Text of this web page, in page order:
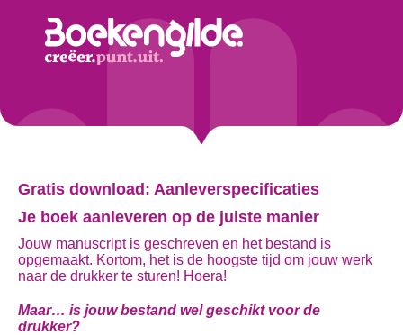
Gratis download: Aanleverspecificaties
Je boek aanleveren op de juiste manier
Jouw manuscript is geschreven en het bestand is
opgemaakt. Kortom, het is de hoogste tijd om jouw werk
naar de drukker te sturen! Hoera!
Maar… is jouw bestand wel geschikt voor de
drukker?